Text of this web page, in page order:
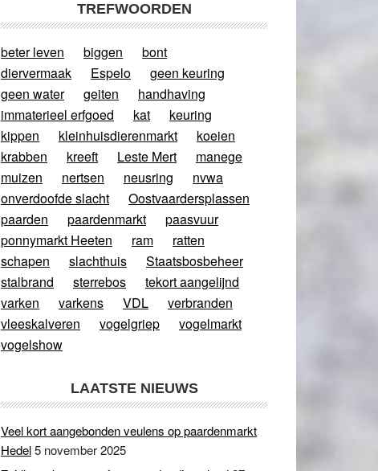
TREFWOORDEN
beter leven biggen
bont
diervermaak
Espelo
geen keuring
geen water
geiten
handhaving
immaterieel erfgoed
kat
keuring
kippen
kleinhuisdierenmarkt
koeien
krabben
kreeft Leste Mert
manege
muizen
nertsen neusring
nvwa
onverdoofde slacht
Oostvaardersplassen
paarden
paardenmarkt
paasvuur
ponnymarkt Heeten
ram
ratten
schapen
slachthuis
Staatsbosbeheer
stalbrand
sterrebos
tekort aangelijnd
varken
varkens VDL
verbranden
vleeskalveren
vogelgriep
vogelmarkt
vogelshow
LAATSTE NIEUWS
Veel kort aangebonden veulens op paardenmarkt
Hedel5 november 2025